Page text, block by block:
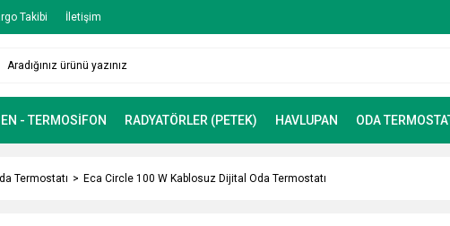
Takibi İletişim
- TERMOSİFON RADYATÖRLER (PETEK) HAVLUPAN ODA
Termostatı Eca Circle 100 W Kablosuz Dijital Oda Termostatı